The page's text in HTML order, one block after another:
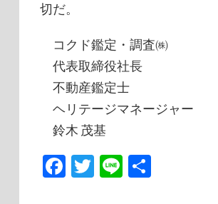
切だ。
コクド鑑定・調査㈱
代表取締役社長
不動産鑑定士
ヘリテージマネージャー
鈴木 茂基
Facebook
Twitter
Line